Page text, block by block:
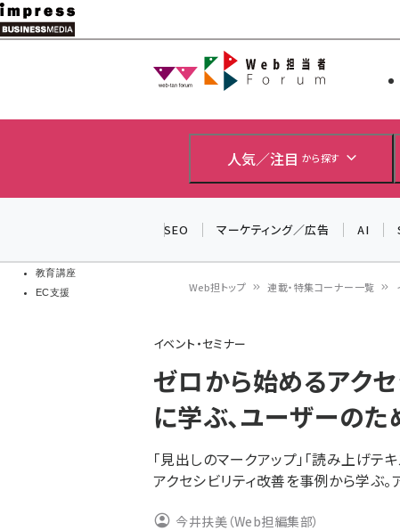
メ
イ
教育講座
EC支援
Web担当
人気／注目 から探す
SEO マーケティング／広告 AI
ン
く
ず
Web担トップ 連載・特集コーナー一覧
イベント・セミナー
ゼロから始めるアク
に学ぶ、ユーザーの
「見出しのマークアップ」「読み上げテ
アクセシビリティ改善を事例から学ぶ。
今井扶美（Web担編集部）